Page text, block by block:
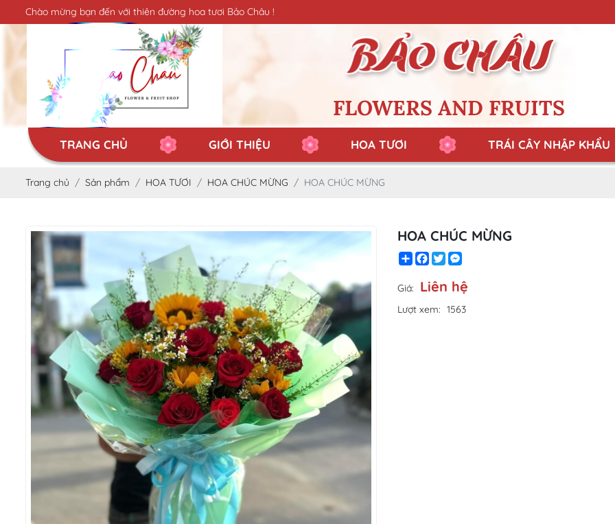
Chào mừng bạn đến với thiên đường hoa tươi Bảo Châu !
FLOWERS AND FRUITS
TRANG CHỦ GIỚI THIỆU HOA TƯƠI TRÁI CÂY NHẬP KHẨU
Trang chủ Sản phẩm HOA TƯƠI HOA CHÚC MỪNG HOA CHÚC MỪNG
HOA CHÚC MỪNG
ShareFacebook
TwitterMessenger
Giá: Liên hệ
Lượt xem: 1563